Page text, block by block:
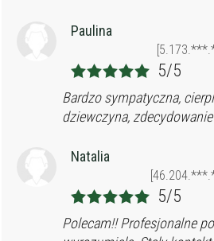
Paulina
5/5
Bardzo sympatyczna,
dziewczyna,
Natalia
5/5
Polecam!! Profesjonalne